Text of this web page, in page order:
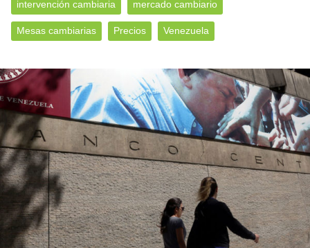
intervención cambiaria mercado cambiario
Mesas cambiarias Precios Venezuela